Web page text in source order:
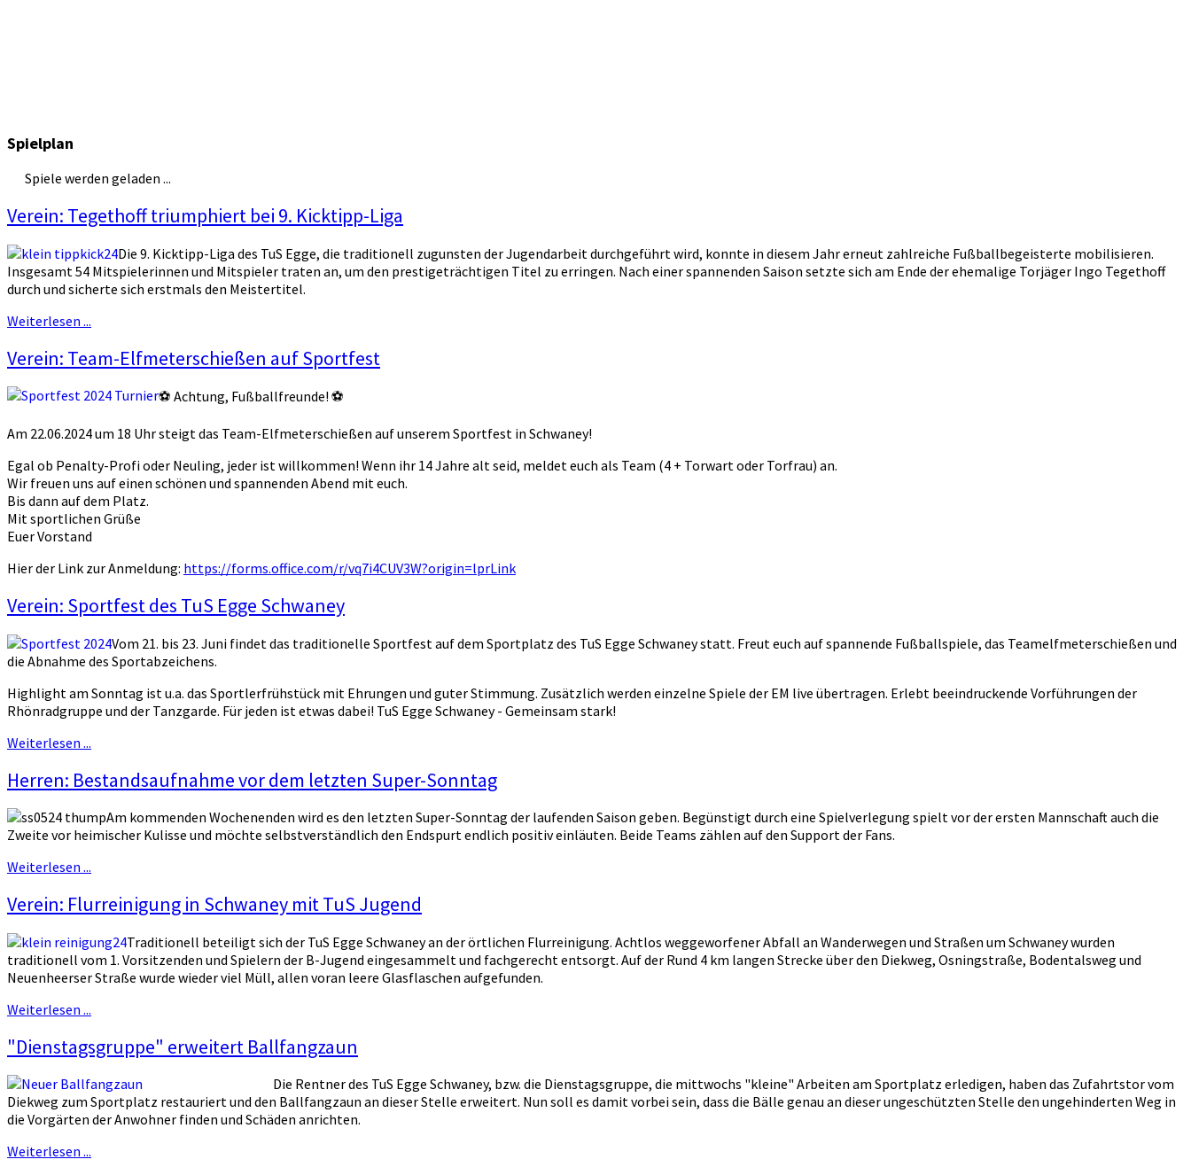
Spielplan
Spiele werden geladen ...
Verein: Tegethoff triumphiert bei 9. Kicktipp-Liga
Die 9. Kicktipp-Liga des TuS Egge, die traditionell zugunsten der Jugendarbeit durchgeführt wird, konnte in diesem Jahr erneut zahlreiche Fußballbegeisterte mobilisieren.
Insgesamt 54 Mitspielerinnen und Mitspieler traten an, um den prestigeträchtigen Titel zu erringen. Nach einer spannenden Saison setzte sich am Ende der ehemalige Torjäger Ingo Tegethoff
durch und sicherte sich erstmals den Meistertitel.
Weiterlesen ...
Verein: Team-Elfmeterschießen auf Sportfest
⚽ Achtung, Fußballfreunde! ⚽
Am 22.06.2024 um 18 Uhr steigt das Team-Elfmeterschießen auf unserem Sportfest in Schwaney!
Egal ob Penalty-Profi oder Neuling, jeder ist willkommen! Wenn ihr 14 Jahre alt seid, meldet euch als Team (4 + Torwart oder Torfrau) an.
Wir freuen uns auf einen schönen und spannenden Abend mit euch.
Bis dann auf dem Platz.
Mit sportlichen Grüße
Euer Vorstand
Hier der Link zur Anmeldung: https://forms.office.com/r/vq7i4CUV3W?origin=lprLink
Verein: Sportfest des TuS Egge Schwaney
Vom 21. bis 23. Juni findet das traditionelle Sportfest auf dem Sportplatz des TuS Egge Schwaney statt. Freut euch auf spannende Fußballspiele, das Teamelfmeterschießen und
die Abnahme des Sportabzeichens.
Highlight am Sonntag ist u.a. das Sportlerfrühstück mit Ehrungen und guter Stimmung. Zusätzlich werden einzelne Spiele der EM live übertragen. Erlebt beeindruckende Vorführungen der
Rhönradgruppe und der Tanzgarde. Für jeden ist etwas dabei! TuS Egge Schwaney - Gemeinsam stark!
Weiterlesen ...
Herren: Bestandsaufnahme vor dem letzten Super-Sonntag
Am kommenden Wochenenden wird es den letzten Super-Sonntag der laufenden Saison geben. Begünstigt durch eine Spielverlegung spielt vor der ersten Mannschaft auch die
Zweite vor heimischer Kulisse und möchte selbstverständlich den Endspurt endlich positiv einläuten. Beide Teams zählen auf den Support der Fans.
Weiterlesen ...
Verein: Flurreinigung in Schwaney mit TuS Jugend
Traditionell beteiligt sich der TuS Egge Schwaney an der örtlichen Flurreinigung. Achtlos weggeworfener Abfall an Wanderwegen und Straßen um Schwaney wurden
traditionell vom 1. Vorsitzenden und Spielern der B-Jugend eingesammelt und fachgerecht entsorgt. Auf der Rund 4 km langen Strecke über den Diekweg, Osningstraße, Bodentalsweg und
Neuenheerser Straße wurde wieder viel Müll, allen voran leere Glasflaschen aufgefunden.
Weiterlesen ...
"Dienstagsgruppe" erweitert Ballfangzaun
Die Rentner des TuS Egge Schwaney, bzw. die Dienstagsgruppe, die mittwochs "kleine" Arbeiten am Sportplatz erledigen, haben das Zufahrtstor vom
Diekweg zum Sportplatz restauriert und den Ballfangzaun an dieser Stelle erweitert. Nun soll es damit vorbei sein, dass die Bälle genau an dieser ungeschützten Stelle den ungehinderten Weg in
die Vorgärten der Anwohner finden und Schäden anrichten.
Weiterlesen ...